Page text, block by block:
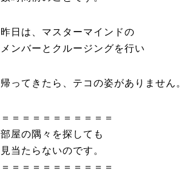
昨日は、マスターマインドの
メンバーとクルージングを行い
帰ってきたら、テコの姿がありません。
＝＝＝＝＝＝＝＝＝＝＝
部屋の隅々を探しても
見当たらないのです。
＝＝＝＝＝＝＝＝＝＝＝